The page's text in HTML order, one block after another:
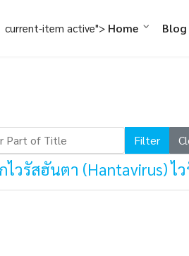
current-item active"> Home Blog
Part of Title Filter
ไวรัสฮันตา (Hantavirus)